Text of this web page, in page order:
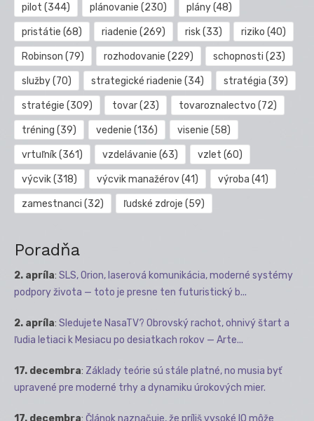
pilot (344) plánovanie (230) plány(48)
pristátie (68) riadenie (269) risk(33) riziko (40)
Robinson (79) rozhodovanie (229) schopnosti (23)
služby(70) strategické riadenie (34) stratégia (39)
stratégie (309) tovar(23) tovaroznalectvo (72)
tréning (39) vedenie (136) visenie (58)
vrtuľník(361) vzdelávanie (63) vzlet (60)
výcvik(318) výcvik manažérov(41) výroba (41)
zamestnanci (32) ľudské zdroje (59)
Poradňa
2. apríla: SLS, Orion, laserová komunikácia, moderné systémy
podpory života — toto je presne ten futuristický b...
2. apríla: Sledujete NasaTV? Obrovský rachot, ohnivý štart a
ľudia letiaci k Mesiacu po desiatkach rokov — Arte...
17. decembra: Základy teórie sú stále platné, no musia byť
upravené pre moderné trhy a dynamiku úrokových mier.
17. decembra: Článok naznačuje, že príliš vysoké IQ môže